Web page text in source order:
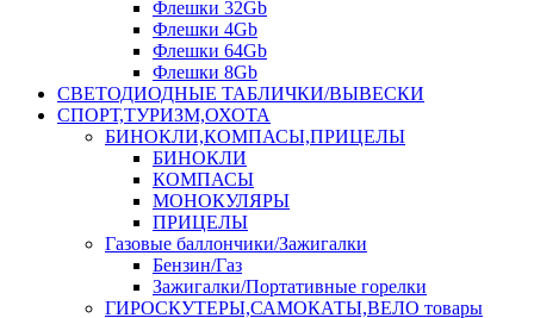
Флешки 32Gb
Флешки 4Gb
Флешки 64Gb
Флешки 8Gb
СВЕТОДИОДНЫЕ ТАБЛИЧКИ/ВЫВЕСКИ
СПОРТ,ТУРИЗМ,ОХОТА
БИНОКЛИ,КОМПАСЫ,ПРИЦЕЛЫ
БИНОКЛИ
КОМПАСЫ
МОНОКУЛЯРЫ
ПРИЦЕЛЫ
Газовые баллончики/Зажигалки
Бензин/Газ
Зажигалки/Портативные горелки
ГИРОСКУТЕРЫ,САМОКАТЫ,ВЕЛО товары